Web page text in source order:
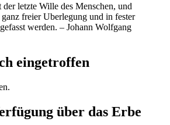
der letzte Wille des Menschen, und
freier Uberlegung und in fester
werden. – Johann Wolfgang
eingetroffen
über das Erbe